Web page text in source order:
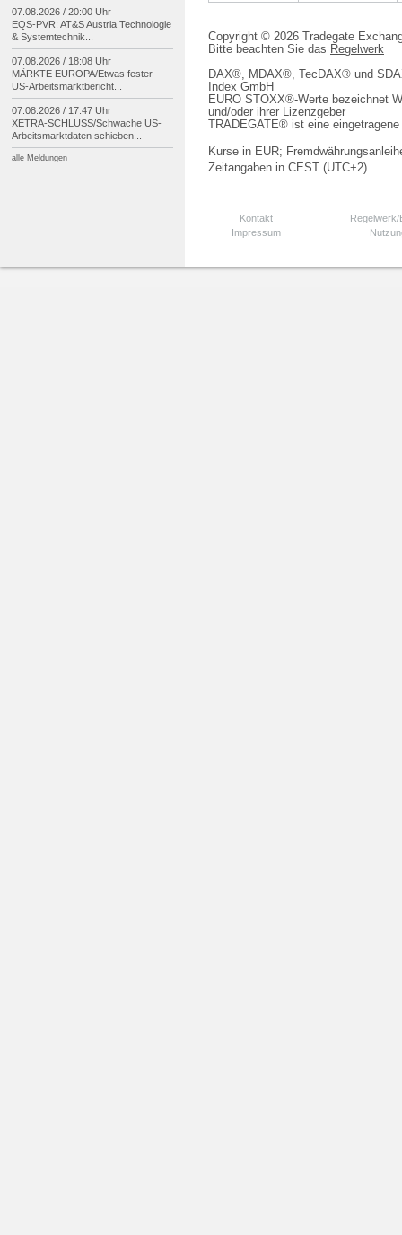
Copyright © 2026 Tradegate
Bitte beachten Sie das Regelwerk
DAX®, MDAX®, TecDAX® und
Index GmbH
EURO STOXX®-Werte bezeichnet
und/oder ihrer Lizenzgeber
TRADEGATE® ist eine
Kurse in EUR;
Zeitangaben in CEST (UTC+2)
Kontakt
Impressum
07.08.2026 / 20:00 Uhr
EQS-PVR: AT&S Austria Technologie
& Systemtechnik...
07.08.2026 / 18:08 Uhr
MÄRKTE EUROPA/Etwas fester -
US-Arbeitsmarktbericht...
07.08.2026 / 17:47 Uhr
XETRA-SCHLUSS/Schwache US-
Arbeitsmarktdaten schieben...
alle Meldungen